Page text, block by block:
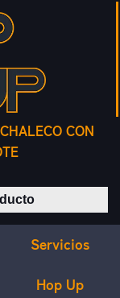
CON
Servicios
Hop Up